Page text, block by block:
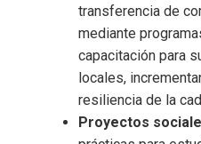
transferencia de
mediante
capacitación para
locales,
resiliencia de la
Proyectos